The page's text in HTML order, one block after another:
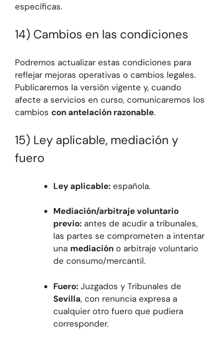
específicas.
14) Cambios en las condiciones
Podremos actualizar estas condiciones para
reflejar mejoras operativas o cambios legales.
Publicaremos la versión vigente y, cuando
afecte a servicios en curso, comunicaremos los
cambios con antelación razonable.
15) Ley aplicable, mediación y
fuero
Ley aplicable:española.
Mediación/arbitraje voluntario
previo:antes de acudir a tribunales,
las partes se comprometen a intentar
una mediacióno arbitraje voluntario
de consumo/mercantil.
Fuero:Juzgados y Tribunales de
Sevilla, con renuncia expresa a
cualquier otro fuero que pudiera
corresponder.